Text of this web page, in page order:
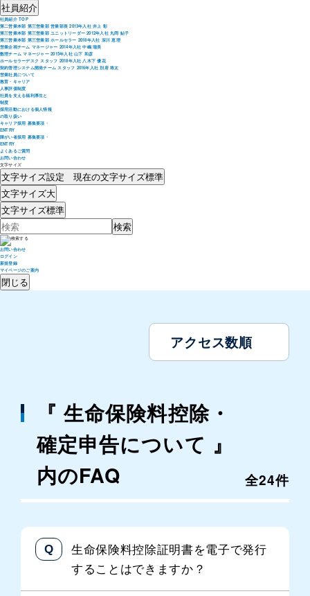
社員紹介
社員紹介 TOP
第二営業本部 第三営業部 営業部長 2013年入社 井上 彰
第三営業本部 第三営業部 ユニットリーダー 2012年入社 丸岡 鮎子
第三営業本部 第三営業部 ホールセラー 2018年入社 深川 恵理
営業企画チーム マネージャー 2014年入社 中嶋 瑠美
数理チーム マネージャー 2015年入社 山下 和彦
ホールセラーデスク スタッフ 2018年入社 八木下 優花
契約管理システム開発チーム スタッフ 2016年入社 別府 将太
営業社員について
教育・キャリア
人事評価制度
社員を支える福利厚生と
制度
採用活動における個人情報
の取り扱い
キャリア採用 募集要項・
ENTRY
障がい者採用 募集要項・
ENTRY
よくあるご質問
お問い合わせ
文字サイズ
文字サイズ設定 現在の文字サイズ標準
文字サイズ大
文字サイズ標準
お問い合わせ
ログイン
新規登録
マイページのご案内
閉じる
アクセス数順
『 生命保険料控除・
確定申告について 』
内のFAQ
全24件
生命保険料控除証明書を電子で発行
することはできますか？